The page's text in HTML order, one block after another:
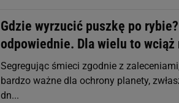
Gdzie wyrzucić puszkę po
odpowiednie. Dla wielu to
Segregując śmieci zgodnie z
bardzo ważne dla ochrony planety,
dn...